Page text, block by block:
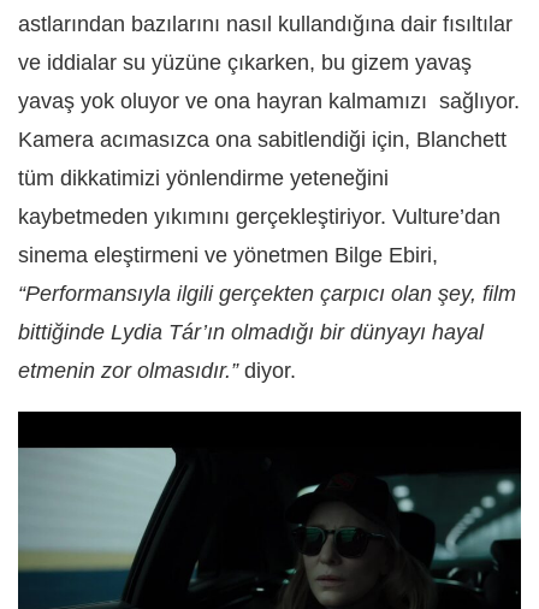
astlarından bazılarını nasıl kullandığına dair fısıltılar
ve iddialar su yüzüne çıkarken, bu gizem yavaş
yavaş yok oluyor ve ona hayran kalmamızı sağlıyor.
Kamera acımasızca ona sabitlendiği için, Blanchett
tüm dikkatimizi yönlendirme yeteneğini
kaybetmeden yıkımını gerçekleştiriyor. Vulture’dan
sinema eleştirmeni ve yönetmen Bilge Ebiri,
“Performansıyla ilgili gerçekten çarpıcı olan şey, film
bittiğinde Lydia Tár’ın olmadığı bir dünyayı hayal
etmenin zor olmasıdır.”diyor.